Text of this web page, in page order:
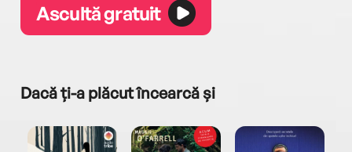
Ascultă gratuit
Dacă ți-a plăcut încearcă și